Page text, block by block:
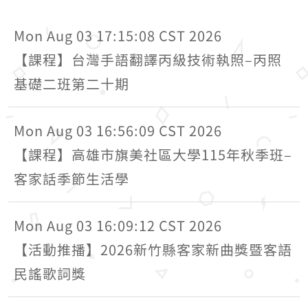
Mon Aug 03 17:15:08 CST 2026
【課程】台灣手語翻譯丙級技術執照–丙照
基礎二班第二十期
Mon Aug 03 16:56:09 CST 2026
【課程】高雄市旗美社區大學115年秋季班–
客家話季節生活學
Mon Aug 03 16:09:12 CST 2026
【活動推播】2026新竹縣客家新曲獎暨客語
民謠歌詞獎